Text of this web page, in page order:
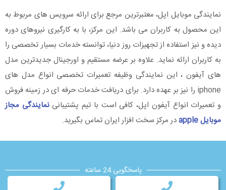
نمایندگی موبایل اپل، معتبرترین مرجع برای ارائه سرویس های مربوط به
این محصول به کاربران می باشد. این مرکز، با به کارگیری نیروهای دوره
دیده و نیز استفاده از تجهیزات روز دنیا، توانسته خدمات بسیار تخصصی را
به کاربران ارائه نماید. علاوه بر عرضه مستقیم و اورجینال جدیدترین مدل
های آیفون ، این نمایندگی وظیفه تعمیرات تخصصی انواع مدل های
iphone را نیز بر عهده دارد. برای دریافت خدمات حرفه ای در زمینه فروش
و تعمیرات انواع آیفون اپل، کافی است با تیم پشتیبانینمایندگی مجاز
موبایل apple
در مرکز سخت افزار ایران تماس بگیرید.
پاسخگویی 24 ساعته